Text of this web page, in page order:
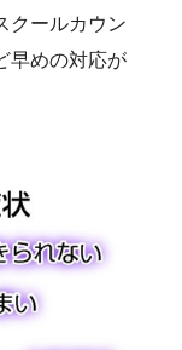
クールカウン
早めの対応が